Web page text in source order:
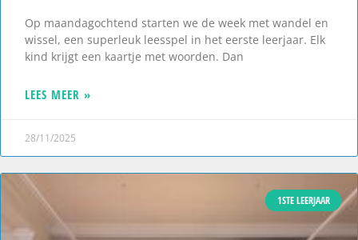
Op maandagochtend starten we de week met wandel en
wissel, een superleuk leesspel in het eerste leerjaar. Elk
kind krijgt een kaartje met woorden. Dan
LEES MEER »
28/11/2025
1STE LEERJAAR